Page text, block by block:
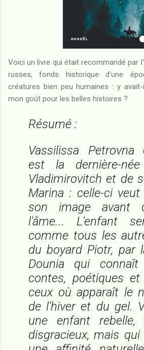
Voici un livre qui était recommandé par
russes, fonds historique d'une
créatures bien peu humaines : y
mon goût pour les belles histoires ?
Résumé :
Vassilissa Petrovna
est la dernière-
Vladimirovitch et de
Marina : celle-ci
son image avant
l'âme... L'enfant
comme tous les
du boyard Piotr, par
Dounia qui
contes, poétiques et
ceux où apparaît le
de l'hiver et du gel.
une enfant rebelle,
disgracieux, mais qui